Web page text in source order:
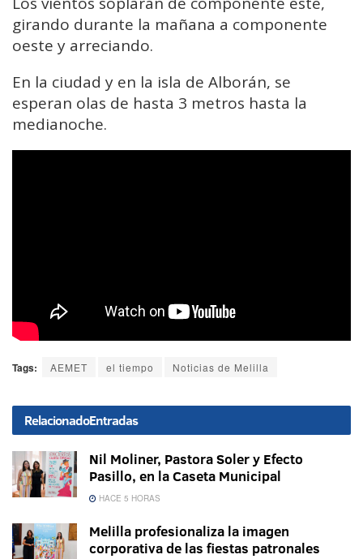
girando durante la mañana a componente
oeste y arreciando.
En la ciudad y en la isla de Alborán, se
esperan olas de hasta 3 metros hasta la
medianoche.
Tags: AEMET el tiempo Noticias de Melilla
RelacionadoEntradas
Nil Moliner, Pastora Soler y Efecto
Pasillo, en la Caseta Municipal
HACE 5 HORAS
Melilla profesionaliza la imagen
corporativa de las fiestas patronales